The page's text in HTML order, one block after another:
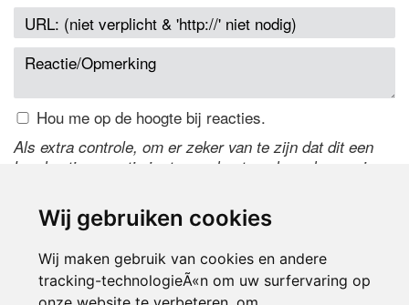
Wij gebruiken cookies
Wij maken gebruik van cookies en andere
tracking-technologieÃ«n om uw surfervaring op
Hou me op de hoogte bij reacties.
Als extra controle, om er zeker van te zijn dat dit een
handmatige reactie is, typ onderstaande code over in
de code te wijzigen.